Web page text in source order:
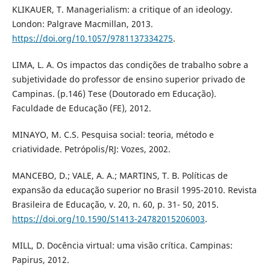
KLIKAUER, T. Managerialism: a critique of an ideology.
London: Palgrave Macmillan, 2013.
https://doi.org/10.1057/9781137334275.
LIMA, L. A. Os impactos das condições de trabalho sobre a
subjetividade do professor de ensino superior privado de
Campinas. (p.146) Tese (Doutorado em Educação).
Faculdade de Educação (FE), 2012.
MINAYO, M. C.S. Pesquisa social: teoria, método e
criatividade. Petrópolis/RJ: Vozes, 2002.
MANCEBO, D.; VALE, A. A.; MARTINS, T. B. Políticas de
expansão da educação superior no Brasil 1995-2010. Revista
Brasileira de Educação, v. 20, n. 60, p. 31- 50, 2015.
https://doi.org/10.1590/S1413-24782015206003.
MILL, D. Docência virtual: uma visão crítica. Campinas:
Papirus, 2012.